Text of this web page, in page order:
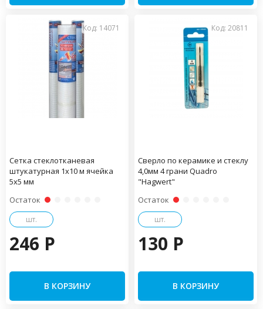
Код: 14071
Сетка стеклотканевая
штукатурная 1х10 м ячейка
5х5 мм
Остаток
шт.
246 P
В КОРЗИНУ
Код: 20811
Сверло по керамике и стеклу
4,0мм 4 грани Quadro
"Hagwert"
Остаток
шт.
130 P
В КОРЗИНУ